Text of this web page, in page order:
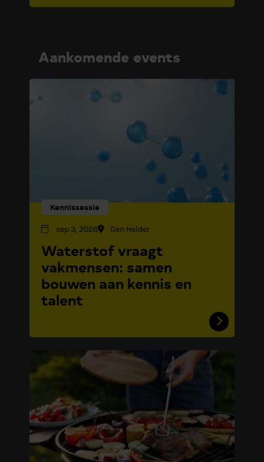
Aankomende events
Kennissessie
sep 3, 2026 Den Helder
Waterstof vraagt
vakmensen: samen
bouwen aan kennis en
talent